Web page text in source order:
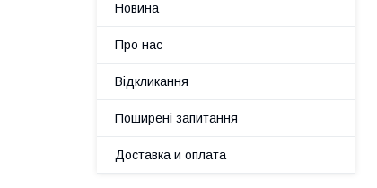
Новина
Про нас
Відкликання
Поширені запитання
Доставка и оплата